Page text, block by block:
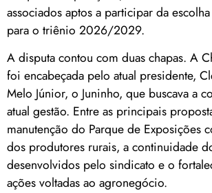
associados aptos a participar da
para o triênio 2026/2029.
A disputa contou com duas chapas. A
foi encabeçada pelo atual presidente,
Melo Júnior, o Juninho, que buscava a
atual gestão. Entre as principais
manutenção do Parque de Exposições
dos produtores rurais, a continuidade
desenvolvidos pelo sindicato e o
ações voltadas ao agronegócio.